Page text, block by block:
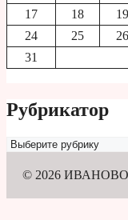
17
18 19
24
25 26
31
Рубрикатор
Рубрикатор
© 2026